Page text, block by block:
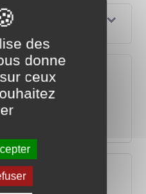
et
des
donne
ceux